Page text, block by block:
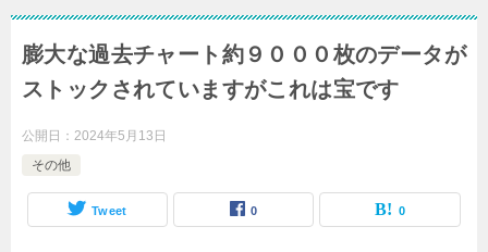
膨大な過去チャート約９０００枚のデータが
ストックされていますがこれは宝です
公開日： 2024年5月13日
その他
Tweet 0 0